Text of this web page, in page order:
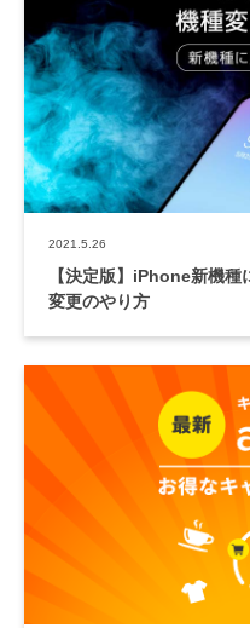
2021.5.26
【決定版】iPhone新機
変更のやり方